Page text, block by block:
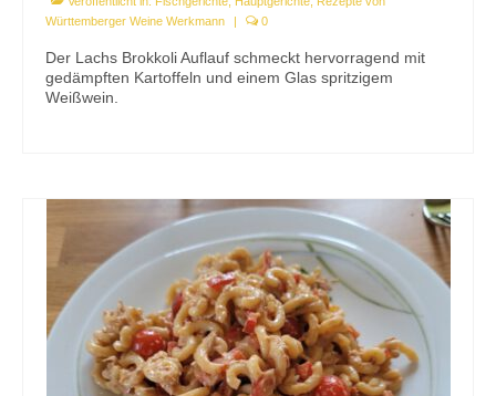
Württemberger Weine Werkmann
| 0
Der Lachs Brokkoli Auflauf schmeckt hervorragend mit
gedämpften Kartoffeln und einem Glas spritzigem
Weißwein.